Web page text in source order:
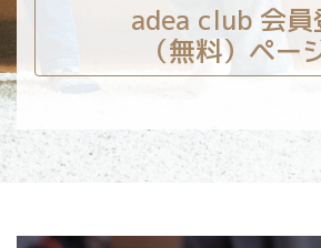
adea club 会員
（無料）ペー